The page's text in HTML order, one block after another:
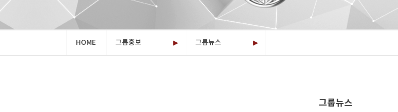
CI 소개
HOME 그룹홍보 ▶ 오텍그룹소개
그룹뉴스 ▶
그룹뉴스